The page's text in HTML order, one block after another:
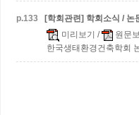
p.133
[학회관련] 학회소식 / 논
미리보기 / 원문
한국생태환경건축학회